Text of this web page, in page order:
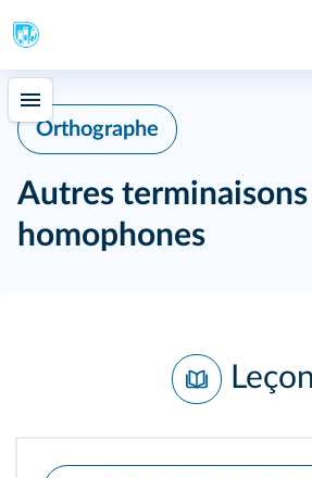
Orthographe
Autres
homophones
Leçon